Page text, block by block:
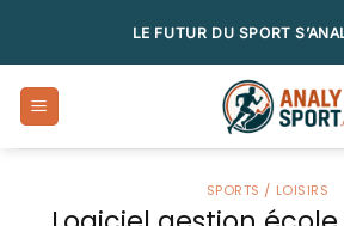
LE FUTUR DU SPORT
SPORTS / LOISIRS